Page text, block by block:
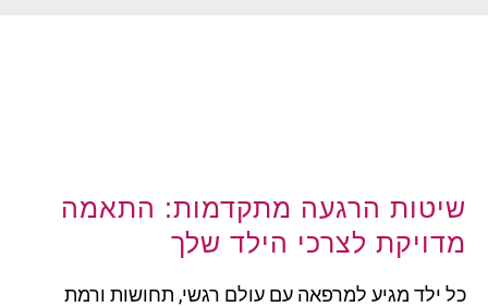
שיטות הרגעה מתקדמות: התאמה
מדויקת לצרכי הילד שלך
כל ילד מגיע למרפאה עם עולם רגשי, תחושות ורמת